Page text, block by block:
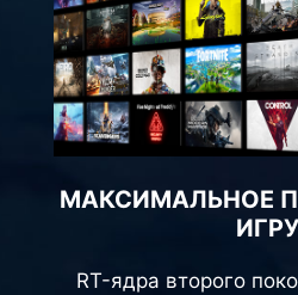
МАКСИМАЛЬНОЕ
ИГРУ
RT-ядра второго